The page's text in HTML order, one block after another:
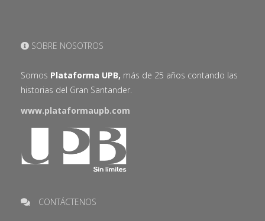
SOBRE NOSOTROS
Somos Plataforma UPB, más de 25 años contando las
historias del Gran Santander.
www.plataformaupb.com
CONTÁCTENOS